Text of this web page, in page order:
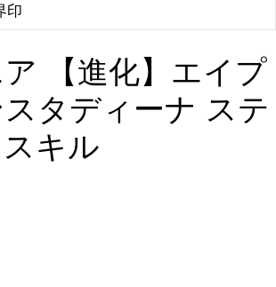
印
【進化】エイプ
タディーナ ステ
キル